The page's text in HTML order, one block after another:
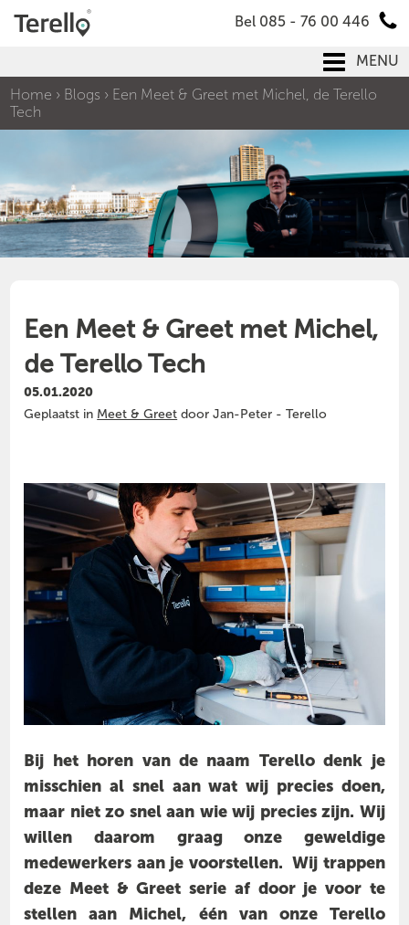
Bel 085 - 76 00 446
MENU
Home › Blogs › Een Meet & Greet met Michel, de Terello
Tech
Een Meet & Greet met Michel,
de Terello Tech
05.01.2020
Geplaatst in Meet & Greet door Jan-Peter - Terello
Bij het horen van de naam Terello denk je
misschien al snel aan wat wij precies doen,
maar niet zo snel aan wie wij precies zijn. Wij
willen daarom graag onze geweldige
medewerkers aan je voorstellen. Wij trappen
deze Meet & Greet serie af door je voor te
stellen aan Michel, één van onze Terello